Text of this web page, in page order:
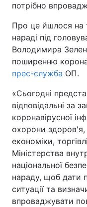
Цікавинки
Екологія
Відео з Youtube
Інтерв'ю
Архів
Контакти
Послуги
потрібно
Про це йшлося на
нараді під
Володимира
поширенню
прес-служба ОП.
«Сьогодні
відповідальні за
коронавірусної
охорони здоров'я,
економіки,
Міністерства
національної
нараду, щоб дати
ситуації та
впроваджувати